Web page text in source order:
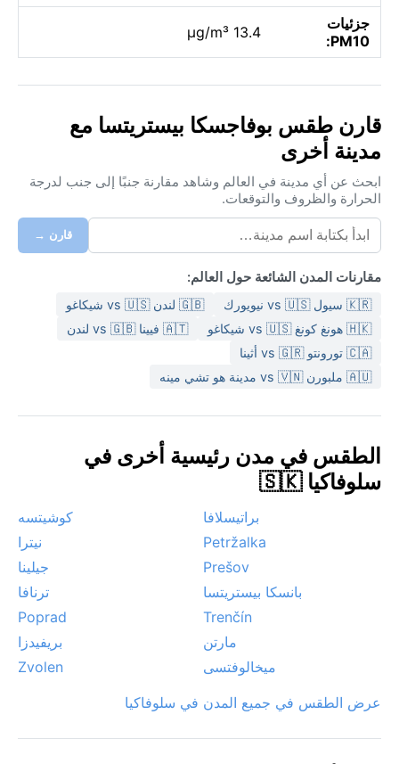
جزئيات
PM10:
13.4 µg/m³
قارن طقس بوفاجسكا بيستريتسا مع
مدينة أخرى
ابحث عن أي مدينة في العالم وشاهد مقارنة جنبًا إلى جنب لدرجة
الحرارة والظروف والتوقعات.
قارن →
مقارنات المدن الشائعة حول العالم:
🇰🇷 سيول vs 🇺🇸 نيويورك
🇬🇧 لندن vs 🇺🇸 شيكاغو
🇭🇰 هونغ كونغ vs 🇺🇸 شيكاغو
🇦🇹 فيينا vs 🇬🇧 لندن
🇨🇦 تورونتو vs 🇬🇷 أثينا
🇦🇺 ملبورن vs 🇻🇳 مدينة هو تشي مينه
الطقس في مدن رئيسية أخرى في
سلوفاكيا 🇸🇰
براتيسلافا
كوشيتسه
Petržalka
نيترا
Prešov
جيلينا
بانسكا بيستريتسا
ترنافا
Trenčín
Poprad
مارتن
بريفيدزا
ميخالوفتسى
Zvolen
عرض الطقس في جميع المدن في سلوفاكيا